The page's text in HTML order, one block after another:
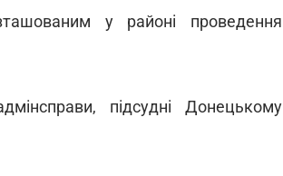
у районі проведення
підсудні Донецькому